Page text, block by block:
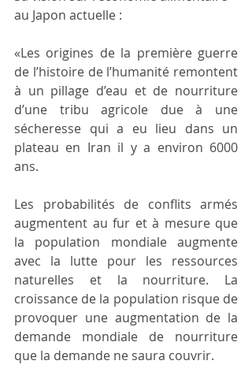
au Japon actuelle :
«Les origines de la première guerre
de l’histoire de l’humanité remontent
à un pillage d’eau et de nourriture
d’une tribu agricole due à une
sécheresse qui a eu lieu dans un
plateau en Iran il y a environ 6000
ans.
Les probabilités de conflits armés
augmentent au fur et à mesure que
la population mondiale augmente
avec la lutte pour les ressources
naturelles et la nourriture. La
croissance de la population risque de
provoquer une augmentation de la
demande mondiale de nourriture
que la demande ne saura couvrir.